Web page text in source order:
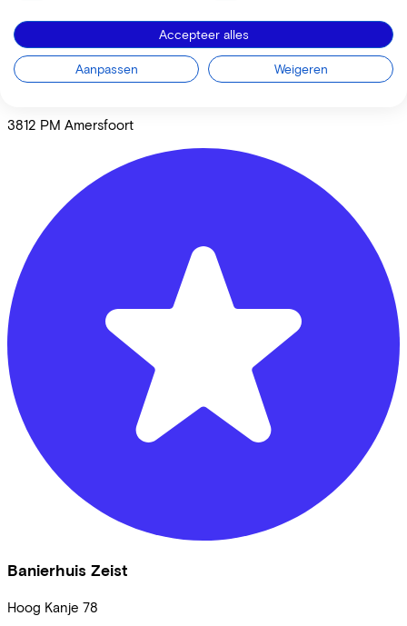
Fietsvoordeelshop.nl - Winkel Amersfoort
3812 PM Amersfoort
Banierhuis Zeist
Hoog Kanje 78
Accepteer alles
Aanpassen Weigeren